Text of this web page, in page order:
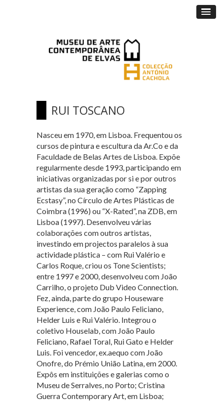
RUI TOSCANO
Nasceu em 1970, em Lisboa. Frequentou os
cursos de pintura e escultura da Ar.Co e da
Faculdade de Belas Artes de Lisboa. Expõe
regularmente desde 1993, participando em
iniciativas organizadas por si e por outros
artistas da sua geração como “Zapping
Ecstasy”, no Círculo de Artes Plásticas de
Coimbra (1996) ou “X-Rated”, na ZDB, em
Lisboa (1997). Desenvolveu várias
colaborações com outros artistas,
investindo em projectos paralelos à sua
actividade plástica – com Rui Valério e
Carlos Roque, criou os Tone Scientists;
entre 1997 e 2000, desenvolveu com João
Carrilho, o projeto Dub Video Connection.
Fez, ainda, parte do grupo Houseware
Experience, com João Paulo Feliciano,
Helder Luis e Rui Valério. Integrou o
coletivo Houselab, com João Paulo
Feliciano, Rafael Toral, Rui Gato e Helder
Luis. Foi vencedor, ex.aequo com João
Onofre, do Prémio União Latina, em 2000.
Expôs em instituições e galerias como o
Museu de Serralves, no Porto; Cristina
Guerra Contemporary Art, em Lisboa;